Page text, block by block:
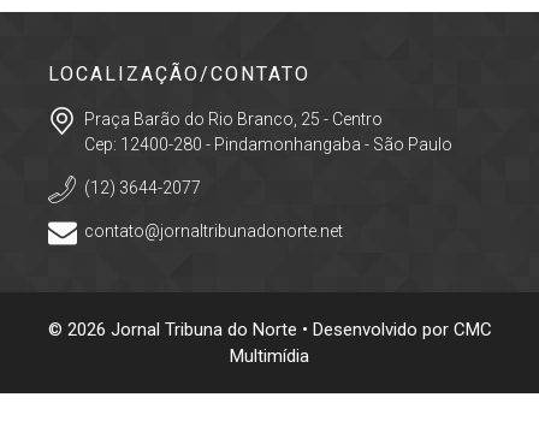
LOCALIZAÇÃO/CONTATO
Praça Barão do Rio Branco, 25 - Centro
Cep: 12400-280 - Pindamonhangaba - São Paulo
(12) 3644-2077
contato@jornaltribunadonorte.net
© 2026 Jornal Tribuna do Norte • Desenvolvido por CMC
Multimídia